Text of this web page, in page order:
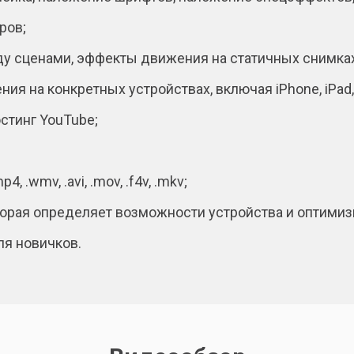
сценами, эффекты движения на статичных
на конкретных устройствах, включая iPhone, iPad,
YouTube;
.wmv, .avi, .mov, .f4v, .mkv;
определяет возможности устройства и
новичков.